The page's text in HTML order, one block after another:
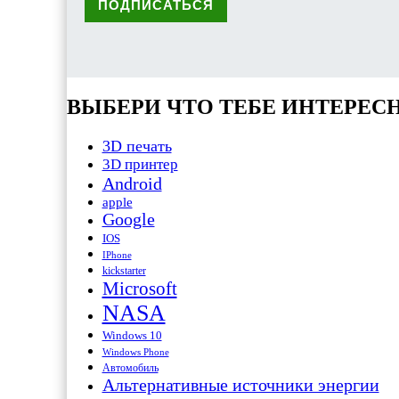
ВЫБЕРИ ЧТО ТЕБЕ
3D печать
3D принтер
Android
apple
Google
IOS
IPhone
kickstarter
Microsoft
NASA
Windows 10
Windows Phone
Автомобиль
Альтернативные источники энергии